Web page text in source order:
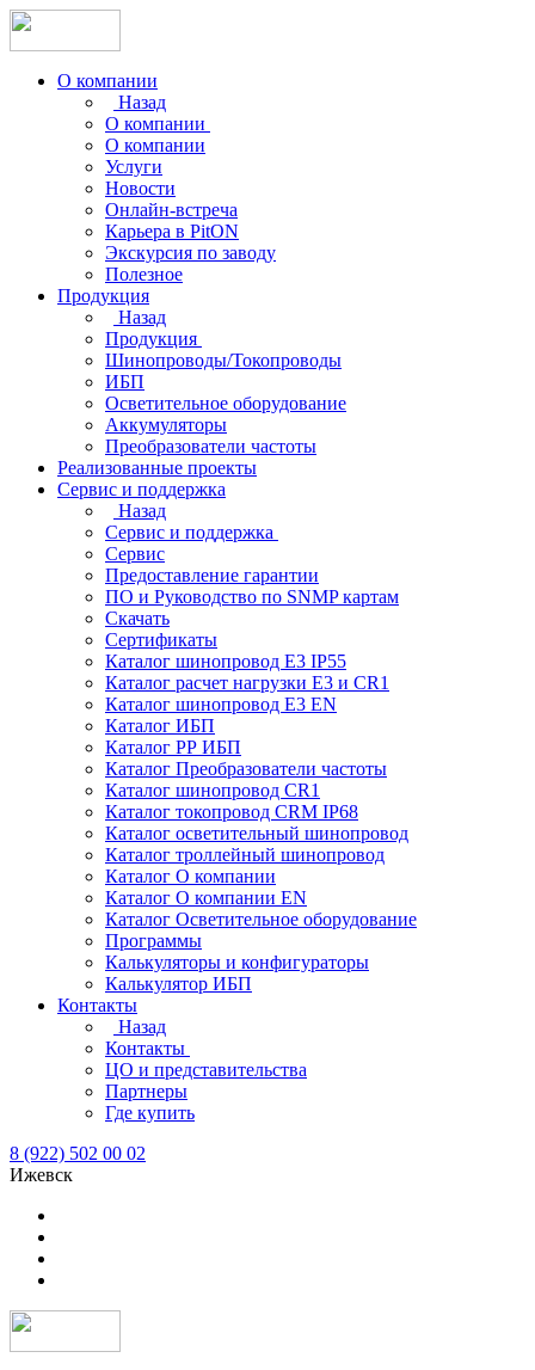
О компании
Назад
О компании
О компании
Услуги
Новости
Онлайн-встреча
Карьера в PitON
Экскурсия по заводу
Полезное
Продукция
Назад
Продукция
Шинопроводы/Токопроводы
ИБП
Осветительное оборудование
Аккумуляторы
Преобразователи частоты
Реализованные проекты
Сервис и поддержка
Назад
Сервис и поддержка
Сервис
Предоставление гарантии
ПО и Руководство по SNMP картам
Скачать
Сертификаты
Каталог шинопровод E3 IP55
Каталог расчет нагрузки Е3 и CR1
Каталог шинопровод E3 EN
Каталог ИБП
Каталог РР ИБП
Каталог Преобразователи частоты
Каталог шинопровод CR1
Каталог токопровод CRM IP68
Каталог осветительный шинопровод
Каталог троллейный шинопровод
Каталог О компании
Каталог О компании EN
Каталог Осветительное оборудование
Программы
Калькуляторы и конфигураторы
Калькулятор ИБП
Контакты
Назад
Контакты
ЦО и представительства
Партнеры
Где купить
8 (922) 502 00 02
Ижевск